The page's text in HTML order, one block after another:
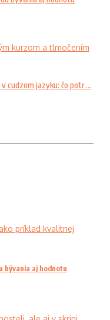
cudzom jazyku: čo potr ...
bývania aj hodnotu